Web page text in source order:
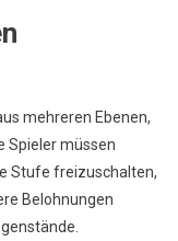
mehreren Ebenen,
Spieler müssen
Stufe freizuschalten,
Belohnungen